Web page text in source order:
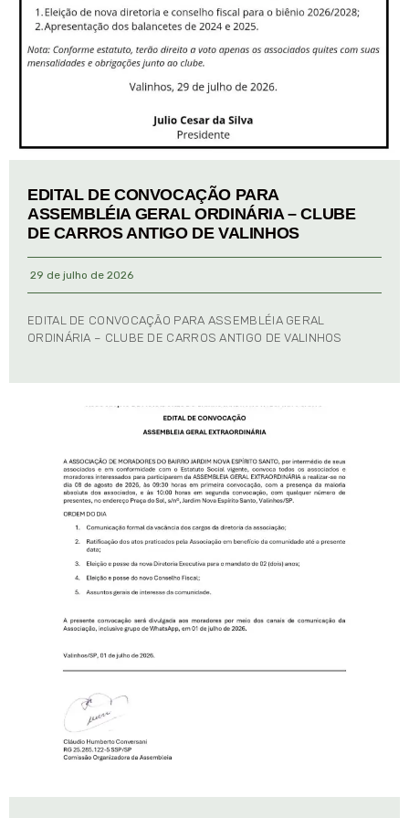
EDITAL DE CONVOCAÇÃO PARA
ASSEMBLÉIA GERAL ORDINÁRIA – CLUBE
DE CARROS ANTIGO DE VALINHOS
29 de julho de 2026
EDITAL DE CONVOCAÇÃO PARA ASSEMBLÉIA GERAL
ORDINÁRIA – CLUBE DE CARROS ANTIGO DE VALINHOS